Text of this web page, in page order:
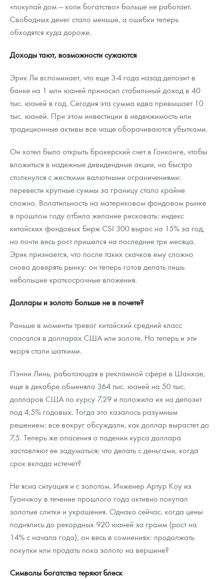
«покупай дом — копи богатство» больше не работает.
Свободных денег стало меньше, а ошибки теперь
обходятся куда дороже.
Доходы тают, возможности сужаются
Эрик Ли вспоминает, что еще 3-4 года назад депозит в
банке на 1 млн юаней приносил стабильный доход в 40
тыс. юаней в год. Сегодня эта сумма едва превышает 10
тыс. юаней. При этом инвестиции в недвижимость или
традиционные активы все чаще оборачиваются убытками.
Он хотел было открыть брокерский счет в Гонконге, чтобы
вложиться в надежные дивидендные акции, но быстро
столкнулся с жесткими валютными ограничениями:
перевести крупные суммы за границу стало крайне
сложно. Волатильность на материковом фондовом рынке
в прошлом году отбила желание рисковать: индекс
китайских фондовых бирж CSI 300 вырос на 15% за год,
но почти весь рост пришелся на последние три месяца.
Эрик признается, что после таких скачков ему сложно
снова доверять рынку: он теперь готов делать лишь
небольшие краткосрочные вложения.
Доллары и золото больше не в почете?
Раньше в моменты тревог китайский средний класс
спасался в долларах США или золоте. Но теперь и эти
якоря стали шаткими.
Пэнни Линь, работающая в рекламной сфере в Шанхае,
еще в декабре обменяла 364 тыс. юаней на 50 тыс.
долларов США по курсу 7,29 и положила их на депозит
под 4,5% годовых. Тогда это казалось разумным
решением: все вокруг обсуждали, как доллар вырастет до
7,5. Теперь же опасения о падении курса доллара
заставляют ее задуматься: что делать с деньгами, когда
срок вклада истечет?
Не ясна ситуация и с золотом. Инженер Артур Коу из
Гуанчжоу в течение прошлого года активно покупал
золотые слитки и украшения. Однако сейчас, когда цены
поднялись до рекордных 920 юаней за грамм (рост на
14% с начала года), он весь в сомнениях: продолжать
покупки или продать пока золото на вершине?
Символы богатства теряют блеск